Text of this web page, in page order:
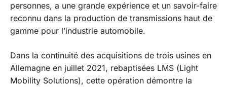
personnes, a une grande expérience et un savoir-faire
reconnu dans la production de transmissions haut de
gamme pour l’industrie automobile.
Dans la continuité des acquisitions de trois usines en
Allemagne en juillet 2021, rebaptisées LMS (Light
Mobility Solutions), cette opération démontre la